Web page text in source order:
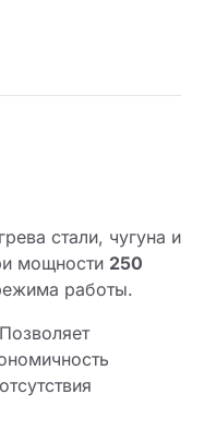
стали, чугуна и
мощности 250
работы.